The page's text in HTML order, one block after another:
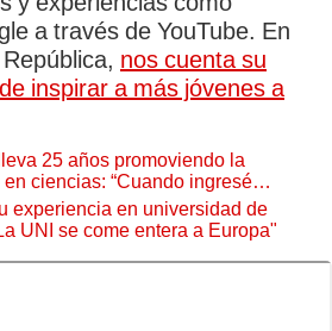
a través de YouTube. En
nos cuenta su
inspirar a más jóvenes a
25 años promoviendo la
ciencias: “Cuando ingresé
experiencia en universidad de
UNI se come entera a Europa"